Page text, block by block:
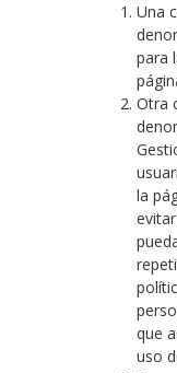
Una
para
Otra
la
que
uso